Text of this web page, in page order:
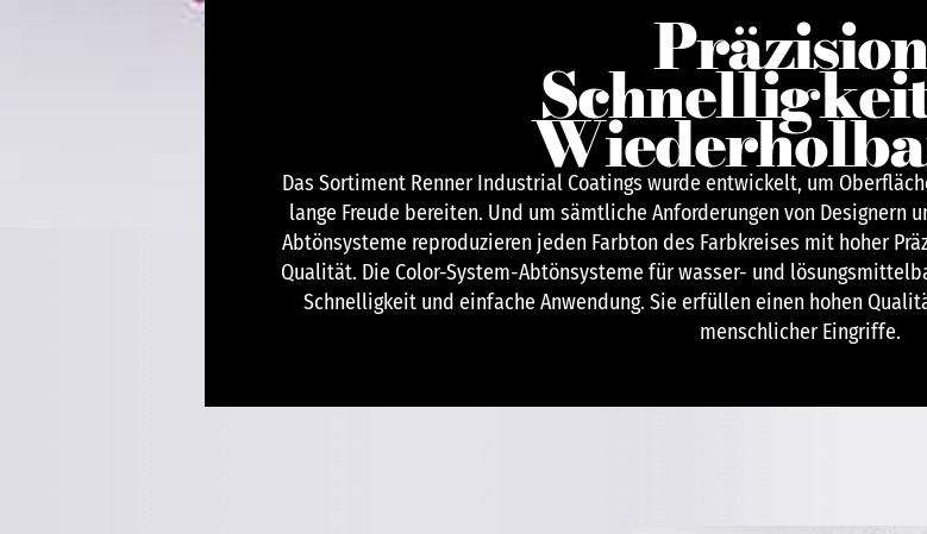
Das Sortiment Renner Industrial Coatings wurde entwickelt, um
lange Freude bereiten. Und um sämtliche Anforderungen von Designern
Abtönsysteme reproduzieren jeden Farbton des Farbkreises mit hoher
Qualität. Die Color-System-Abtönsysteme für wasser- und
Schnelligkeit und einfache Anwendung. Sie erfüllen einen hohen
menschlicher Eingriffe.